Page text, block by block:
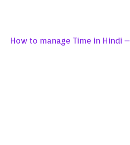
How to manage Time in Hindi –